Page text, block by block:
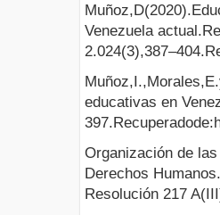
Venezuela
educativas en
Organización de
Derechos
Resolución 217